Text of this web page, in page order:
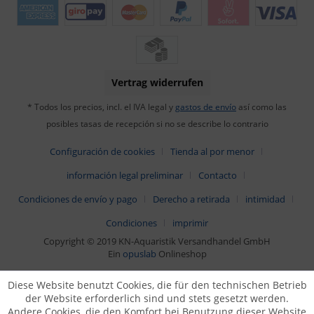
Vertrag widerrufen
* Todos los precios, incl. el IVA legal y gastos de envío así como las
posibles tasas de recepción si no se describe lo contrario
Configuración de cookies
Tienda al por menor
información legal preliminar
Contacto
Condiciones de envío y pago
Derecho a retirada
intimidad
Condiciones
imprimir
Copyright © 2019 KN-Aquaristik Versandhandel GmbH
Ein opuslab Onlineshop
Diese Website benutzt Cookies, die für den technischen Betrieb
der Website erforderlich sind und stets gesetzt werden.